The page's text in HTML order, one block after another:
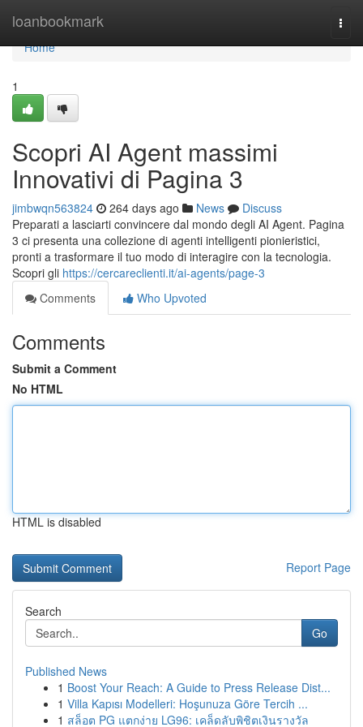
loanbookmark
Home
Home
1
Scopri AI Agent massimi
Innovativi di Pagina 3
jimbwqn563824 264 days ago News
Discuss
Preparati a lasciarti convincere dal mondo degli AI Agent. Pagina
3 ci presenta una collezione di agenti intelligenti pionieristici,
pronti a trasformare il tuo modo di interagire con la tecnologia.
Scopri gli https://cercareclienti.it/ai-agents/page-3
Comments
Who Upvoted
Comments
Submit a Comment
No HTML
HTML is disabled
Report Page
Search
Go
Published News
1 Boost Your Reach: A Guide to Press Release Dist...
1 Villa Kapısı Modelleri: Hoşunuza Göre Tercih ...
1 สล็อต PG แตกง่าย LG96: เคล็ดลับพิชิตเงินรางวัล